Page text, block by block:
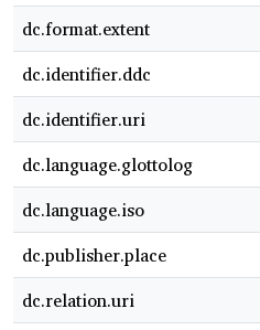
dc.format.extent
dc.identifier.ddc
dc.identifier.uri
dc.language.glottolog
dc.language.iso
dc.publisher.place
dc.relation.uri